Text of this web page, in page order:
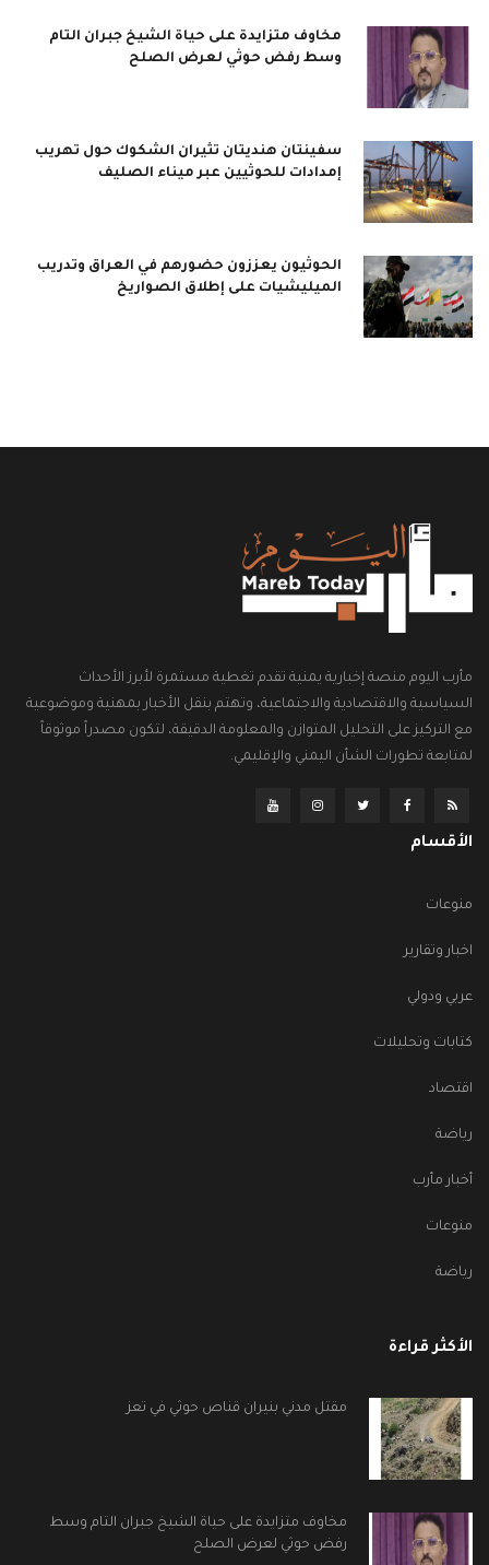
مخاوف متزايدة على حياة الشيخ جبران التام
وسط رفض حوثي لعرض الصلح
سفينتان هنديتان تثيران الشكوك حول تهريب
إمدادات للحوثيين عبر ميناء الصليف
الحوثيون يعززون حضورهم في العراق وتدريب
الميليشيات على إطلاق الصواريخ
مأرب اليوم منصة إخبارية يمنية تقدم تغطية مستمرة لأبرز الأحداث
السياسية والاقتصادية والاجتماعية، وتهتم بنقل الأخبار بمهنية وموضوعية
مع التركيز على التحليل المتوازن والمعلومة الدقيقة، لتكون مصدراً موثوقاً
لمتابعة تطورات الشأن اليمني والإقليمي.
الأقسام
منوعات
اخبار وتقارير
عربي ودولي
كتابات وتحليلات
اقتصاد
رياضة
أخبار مأرب
منوعات
رياضة
الأكثر قراءة
مقتل مدني بنيران قناص حوثي في تعز
مخاوف متزايدة على حياة الشيخ جبران التام وسط
رفض حوثي لعرض الصلح